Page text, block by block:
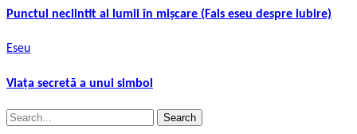
Punctul neclintit al lumii în mișcare (Fals eseu despre iubire)
Eseu
Viața secretă a unui simbol
Search